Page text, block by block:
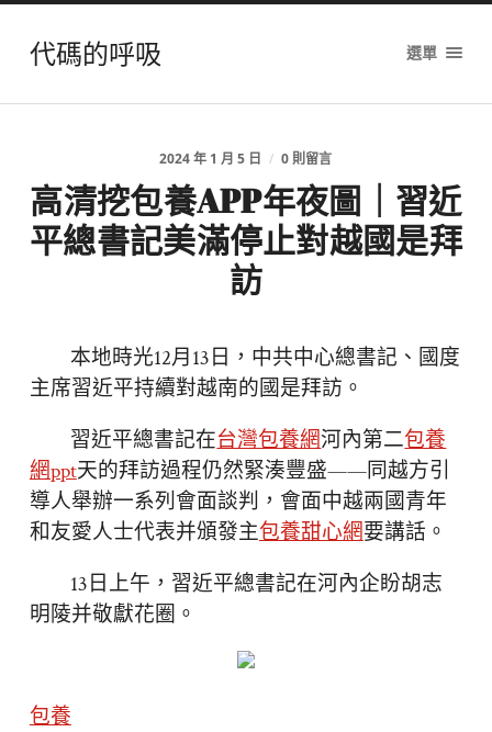
代碼的呼吸 選單
2024 年 1 月 5 日 / 0 則留言
高清挖包養APP年夜圖｜習近
平總書記美滿停止對越國是拜
訪
本地時光12月13日，中共中心總書記、國度
主席習近平持續對越南的國是拜訪。
習近平總書記在台灣包養網河內第二包養
網ppt天的拜訪過程仍然緊湊豐盛——同越方引
導人舉辦一系列會面談判，會面中越兩國青年
和友愛人士代表并頒發主包養甜心網要講話。
13日上午，習近平總書記在河內企盼胡志
明陵并敬獻花圈。
包養